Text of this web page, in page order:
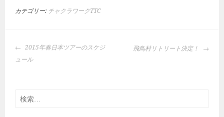
カテゴリー: チャクラワークTTC
投
稿
ゲ
ー
2015年春日本ツアーのスケジ
ュール
飛鳥村リトリート決定！
検